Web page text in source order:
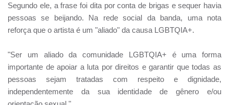
Segundo ele, a frase foi dita por conta de brigas e sequer havia
pessoas se beijando. Na rede social da banda, uma nota
reforça que o artista é um "aliado" da causa LGBTQIA+.
"Ser um aliado da comunidade LGBTQIA+ é uma forma
importante de apoiar a luta por direitos e garantir que todas as
pessoas sejam tratadas com respeito e dignidade,
independentemente da sua identidade de gênero e/ou